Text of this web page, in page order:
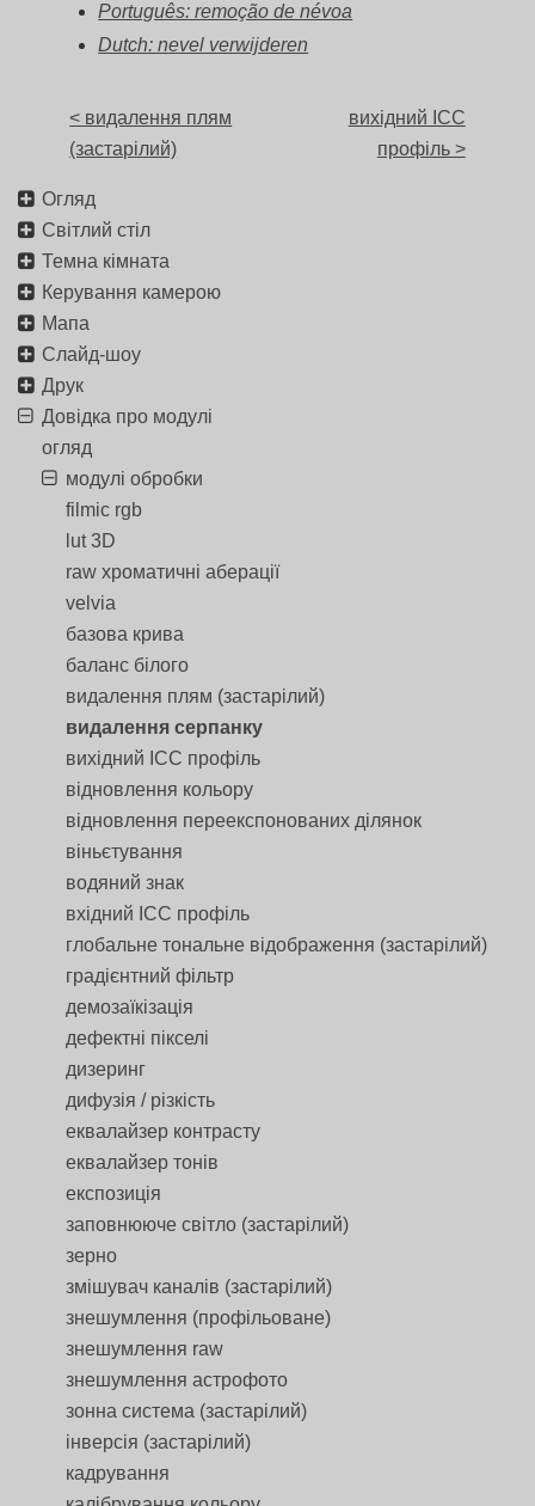
Português: remoção de névoa
Dutch: nevel verwijderen
< видалення плям
(застарілий)
вихідний ICC
профіль >
Огляд
Світлий стіл
Темна кімната
Керування камерою
Мапа
Слайд-шоу
Друк
Довідка про модулі
огляд
модулі обробки
filmic rgb
lut 3D
raw хроматичні аберації
velvia
базова крива
баланс білого
видалення плям (застарілий)
видалення серпанку
вихідний ICC профіль
відновлення кольору
відновлення переекспонованих ділянок
віньєтування
водяний знак
вхідний ICC профіль
глобальне тональне відображення (застарілий)
градієнтний фільтр
демозаїкізація
дефектні пікселі
дизеринг
дифузія / різкість
еквалайзер контрасту
еквалайзер тонів
експозиція
заповнююче світло (застарілий)
зерно
змішувач каналів (застарілий)
знешумлення (профільоване)
знешумлення raw
знешумлення астрофото
зонна система (застарілий)
інверсія (застарілий)
кадрування